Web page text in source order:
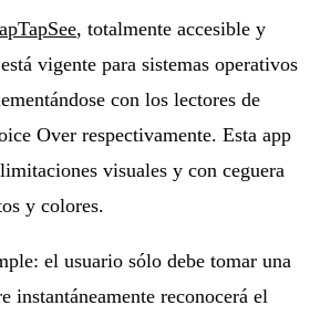
, totalmente accesible y
vigente para sistemas operativos
con los lectores de
Over respectivamente. Esta app
visuales y con ceguera
y colores.
el usuario sólo debe tomar una
instantáneamente reconocerá el